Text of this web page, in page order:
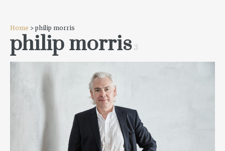
Home > philip morris
philip morris 3
READ MORE